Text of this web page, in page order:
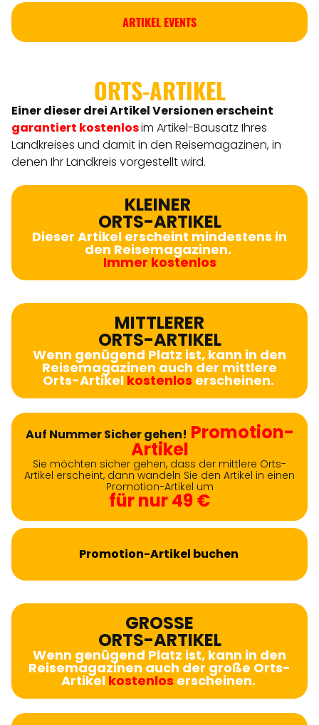
ARTIKEL EVENTS
ORTS-ARTIKEL
Einer dieser drei Artikel Versionen erscheint
garantiert kostenlosim Artikel-Bausatz Ihres
Landkreises und damit in den Reisemagazinen, in
denen Ihr Landkreis vorgestellt wird.
KLEINER
ORTS-ARTIKEL
Dieser Artikel erscheint mindestens in
den Reisemagazinen.
Immer kostenlos
MITTLERER
ORTS-ARTIKEL
Wenn genügend Platz ist, kann in den
Reisemagazinen auch der mittlere
Orts-Artikel kostenlos erscheinen.
Auf Nummer Sicher gehen! Promotion-
Artikel
Sie möchten sicher gehen, dass der mittlere Orts-
Artikel erscheint, dann wandeln Sie den Artikel in einen
Promotion-Artikel um
für nur 49 €
Promotion-Artikel buchen
GROSSE
ORTS-ARTIKEL
Wenn genügend Platz ist, kann in den
Reisemagazinen auch der große Orts-
Artikel kostenlos erscheinen.